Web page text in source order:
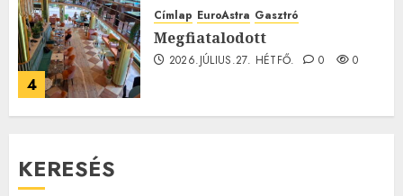
4
Címlap EuroAstra Gasztró
Megfiatalodott
2026.JÚLIUS.27. HÉTFŐ. 0 0
KERESÉS